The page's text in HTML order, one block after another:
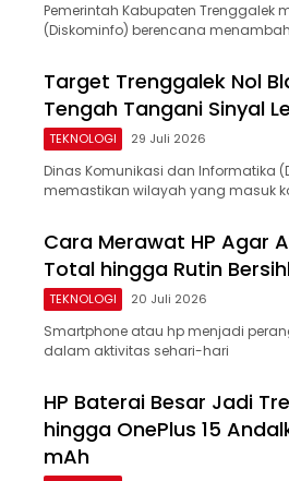
Pemerintah Kabupaten Trenggalek
(Diskominfo) berencana
Target Trenggalek Nol
Tengah Tangani Sinyal
TEKNOLOGI 29 Juli 2026
Dinas Komunikasi dan Informatika
memastikan wilayah yang masuk
Cara Merawat HP Agar
Total hingga Rutin
TEKNOLOGI 20 Juli 2026
Smartphone atau hp menjadi
dalam aktivitas sehari-hari
HP Baterai Besar Jadi
hingga OnePlus 15
mAh